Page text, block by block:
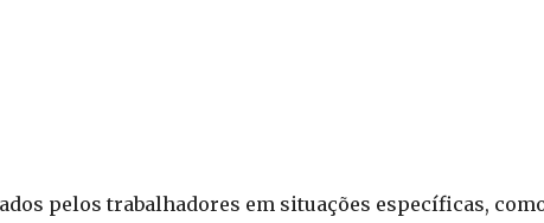
pelos trabalhadores em situações específicas,